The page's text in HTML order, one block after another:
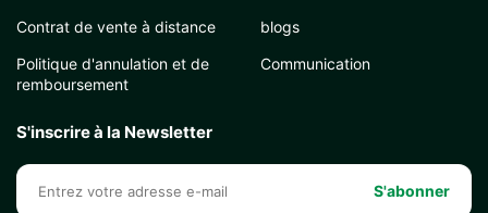
Contrat de vente à distance
Politique d'annulation et de
remboursement
blogs
Communication
S'inscrire à la Newsletter
S'abonner